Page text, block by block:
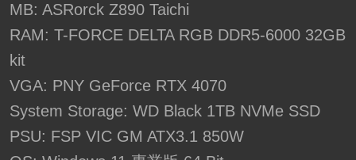
MB: ASRorck Z890 Taichi
RAM: T-FORCE DELTA RGB DDR5-6000 32GB
kit
VGA: PNY GeForce RTX 4070
System Storage: WD Black 1TB NVMe SSD
PSU: FSP VIC GM ATX3.1 850W